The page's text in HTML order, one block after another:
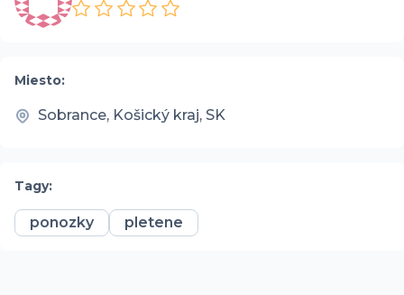
Miesto:
Sobrance, Košický kraj, SK
Tagy:
ponozky pletene